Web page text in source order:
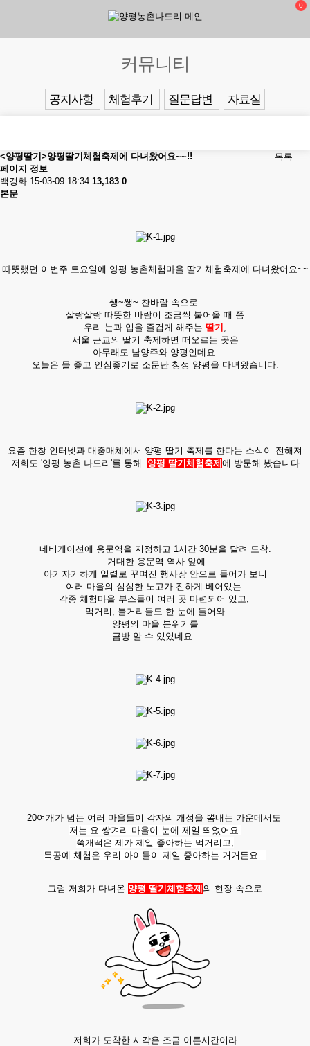
0
커뮤니티
공지사항 체험후기 질문답변 자료실
목록
<양평딸기>양평딸기체험축제에 다녀왔어요~~!!
페이지 정보
백경화 15-03-09 18:34 13,183 0
본문
따뜻했던 이번주 토요일에 양평 농촌체험마을 딸기체험축제에 다녀왔어요~~
쌩~쌩~ 찬바람 속으로
살랑살랑 따뜻한 바람이 조금씩 불어올 때 쯤
우리 눈과 입을 즐겁게 해주는 딸기 ,
서울 근교의 딸기 축제하면 떠오르는 곳은
아무래도 남양주와 양평인데요.
오늘은 물 좋고 인심좋기로 소문난 청정 양평을 다녀왔습니다.
요즘 한창 인터넷과 대중매체에서 양평 딸기 축제를 한다는 소식이 전해져
저희도 '양평 농촌 나드리'를 통해 양평 딸기체험축제 에 방문해 봤습니다.
네비게이션에 용문역을 지정하고 1시간 30분을 달려 도착.
거대한 용문역 역사 앞에
아기자기하게 일렬로 꾸며진 행사장 안으로 들어가 보니
여러 마을의 심심한 노고가 진하게 베어있는
각종 체험마을 부스들이 여러 곳 마련되어 있고,
먹거리, 볼거리들도 한 눈에 들어와
양평의 마을 분위기를
금방 알 수 있었네요
20여개가 넘는 여러 마을들이 각자의 개성을 뽐내는 가운데서도
저는 요 쌍겨리 마을이 눈에 제일 띄었어요.
쑥개떡은 제가 제일 좋아하는 먹거리고,
목공예 체험은 우리 아이들이 제일 좋아하는 거거든요...
그럼 저희가 다녀온 양평 딸기체험축제 의 현장 속으로
저희가 도착한 시각은 조금 이른시간이라